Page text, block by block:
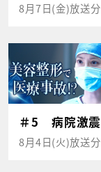
8月7日(金)放送分
＃5 病院激震
8月4日(火)放送分